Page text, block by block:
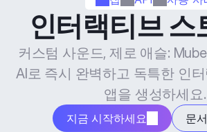
인터랙티브 스
커스텀 사운드, 제로 애슬:
AI로 즉시 완벽하고 독특한 인
앱을 생성하세요.
지금 시작하세요 문